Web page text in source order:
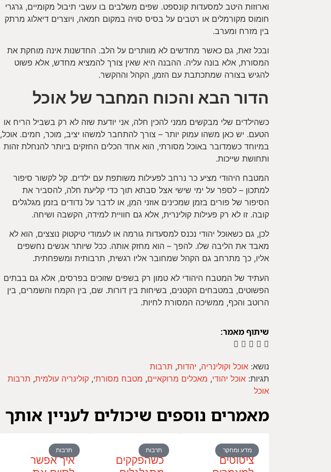
וארוזות היטב למסעדות קונספט. שפים משלבים בו עשבי תיבול מקומיים, גרגרי
חומוס מקורמלים או רטבים על בסיס סויה במקום חמאה, ויוצרים דיאלוג מרתק
בין מזרח ומערב.
ובכל זאת, גם כאשר מחדשים לא מוותרים על הלב. החדשנות אינה מוחקת את
המסורת, אלא בונה עליה. ההבנה היא שאין צורך להמציא מחדש, אלא פשוט
להגיש בצורה שמתכתבת עם הזמן, הקהל וההקשר.
הדור הבא והכוח המחבר של אוכל
כשהילדים שלי מבקשים ממני להכין חלה, אני יודעת שזה לא רק בשביל הריח או
הטעם. יש כאן משהו עמוק יותר – צורך להתחבר למשהו יציב, מוכר, חמים. אוכל,
במיוחד כשמדובר באוכל מסורתי, הוא אחד הכלים החזקים ביותר להנחלת זהות
ותחושת שייכות.
המטבח היהודי מציע כר נרחב לפעילות משותפת עם ילדים. קל לקשור סיפור
למתכון – לספר על ימי שישי אצל סבתא תוך כדי קליעת חלה, להסביר את
הסיפור של פורים בזמן שמכינים אוזני המן, או לדבר על נדודים בזמן מגלגלים
קובה. זו לא רק פעילות קולינרית, אלא גם חוויית למידה, הקשבה ושיחה.
לכן, גם כשאוכל יהודי נכנס למסעדות גורמה או לעמודי טיקטוק נוצצים, הוא לא
מאבד את הליבה שלו. להפך – הוא מחזק אותה. ככל שיותר אנשים נחשפים
אליו, כך מתרחב גם הקהל שמחובר אליו רגשית, תרבותית ומשפחתית.
העתיד של המטבח היהודי לא טמון רק בשפים שזוכים בפרסים, אלא גם בבתים
הפשוטים, במטבחים הקטנים, בשיחות בין דורות. שם, בין הקמח והשמרים, בין
הרוטב והכף, ממשיכה המסורת לחיות.
שיתוף מאמר:
נושא: אוכל וקולינריה, יהדות, תרבות
תגיות: אוכל יהודי, מאכלים מרוקאיים, מטבח מסורתי, קולינריה עולמית, תרבות
אוכל
מאמרים נוספים שיכולים לעניין אותך
מדע ומחקר
ציטוטים
תרבות
כשהפקקים
תרבות
איך אפשר